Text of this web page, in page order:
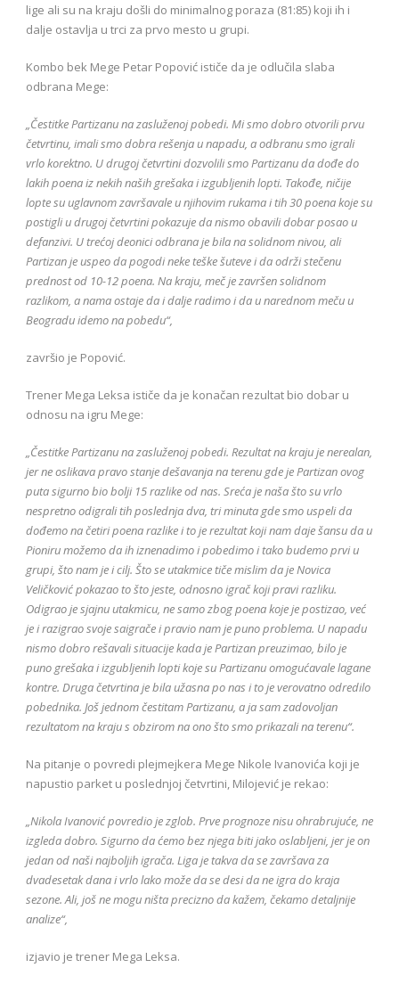
lige ali su na kraju došli do minimalnog poraza (81:85) koji ih i
dalje ostavlja u trci za prvo mesto u grupi.
Kombo bek Mege Petar Popović ističe da je odlučila slaba
odbrana Mege:
„Čestitke Partizanu na zasluženoj pobedi. Mi smo dobro otvorili prvu
četvrtinu, imali smo dobra rešenja u napadu, a odbranu smo igrali
vrlo korektno. U drugoj četvrtini dozvolili smo Partizanu da dođe do
lakih poena iz nekih naših grešaka i izgubljenih lopti. Takođe, ničije
lopte su uglavnom završavale u njihovim rukama i tih 30 poena koje su
postigli u drugoj četvrtini pokazuje da nismo obavili dobar posao u
defanzivi. U trećoj deonici odbrana je bila na solidnom nivou, ali
Partizan je uspeo da pogodi neke teške šuteve i da održi stečenu
prednost od 10-12 poena. Na kraju, meč je završen solidnom
razlikom, a nama ostaje da i dalje radimo i da u narednom meču u
Beogradu idemo na pobedu“,
završio je Popović.
Trener Mega Leksa ističe da je konačan rezultat bio dobar u
odnosu na igru Mege:
„Čestitke Partizanu na zasluženoj pobedi. Rezultat na kraju je nerealan,
jer ne oslikava pravo stanje dešavanja na terenu gde je Partizan ovog
puta sigurno bio bolji 15 razlike od nas. Sreća je naša što su vrlo
nespretno odigrali tih poslednja dva, tri minuta gde smo uspeli da
dođemo na četiri poena razlike i to je rezultat koji nam daje šansu da u
Pioniru možemo da ih iznenadimo i pobedimo i tako budemo prvi u
grupi, što nam je i cilj. Što se utakmice tiče mislim da je Novica
Veličković pokazao to što jeste, odnosno igrač koji pravi razliku.
Odigrao je sjajnu utakmicu, ne samo zbog poena koje je postizao, već
je i razigrao svoje saigrače i pravio nam je puno problema. U napadu
nismo dobro rešavali situacije kada je Partizan preuzimao, bilo je
puno grešaka i izgubljenih lopti koje su Partizanu omogućavale lagane
kontre. Druga četvrtina je bila užasna po nas i to je verovatno odredilo
pobednika. Još jednom čestitam Partizanu, a ja sam zadovoljan
rezultatom na kraju s obzirom na ono što smo prikazali na terenu“.
Na pitanje o povredi plejmejkera Mege Nikole Ivanovića koji je
napustio parket u poslednjoj četvrtini, Milojević je rekao:
„Nikola Ivanović povredio je zglob. Prve prognoze nisu ohrabrujuće, ne
izgleda dobro. Sigurno da ćemo bez njega biti jako oslabljeni, jer je on
jedan od naši najboljih igrača. Liga je takva da se završava za
dvadesetak dana i vrlo lako može da se desi da ne igra do kraja
sezone. Ali, još ne mogu ništa precizno da kažem, čekamo detaljnije
analize“,
izjavio je trener Mega Leksa.